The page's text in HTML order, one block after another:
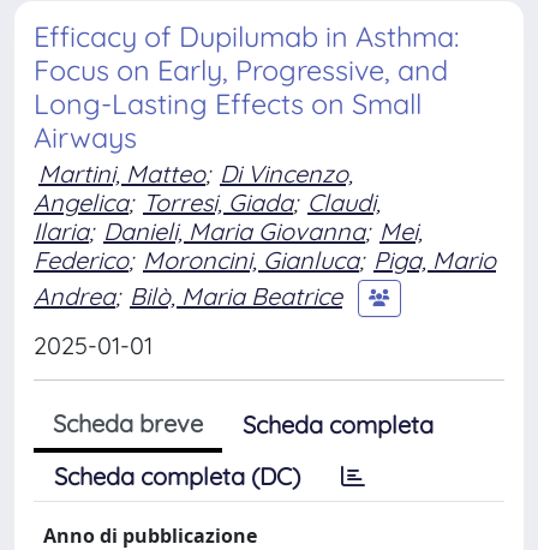
Efficacy of Dupilumab in Asthma:
Focus on Early, Progressive, and
Long-Lasting Effects on Small
Airways
Martini, Matteo; Di Vincenzo,
Angelica; Torresi, Giada; Claudi,
Ilaria; Danieli, Maria Giovanna; Mei,
Federico; Moroncini, Gianluca; Piga, Mario
Andrea; Bilò, Maria Beatrice
2025-01-01
Scheda breve
Scheda completa
Scheda completa (DC)
Anno di pubblicazione